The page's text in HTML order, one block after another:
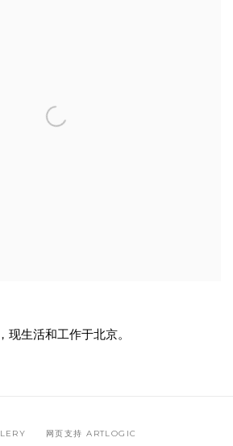
生活和工作于北京。
网页支持 ARTLOGIC